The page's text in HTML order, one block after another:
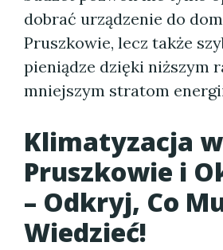
dobrać urządzenie do
Pruszkowie, lecz także
pieniądze dzięki niższym
mniejszym stratom
Klimatyzacja w
Pruszkowie i
– Odkryj, Co
Wiedzieć!